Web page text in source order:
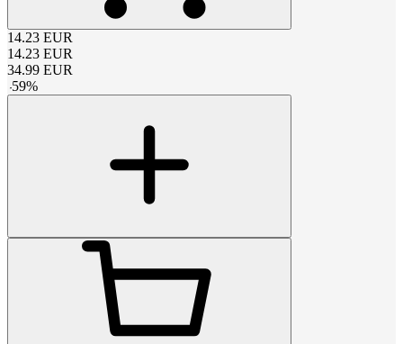
14.23 EUR
14.23 EUR
34.99 EUR
-59%